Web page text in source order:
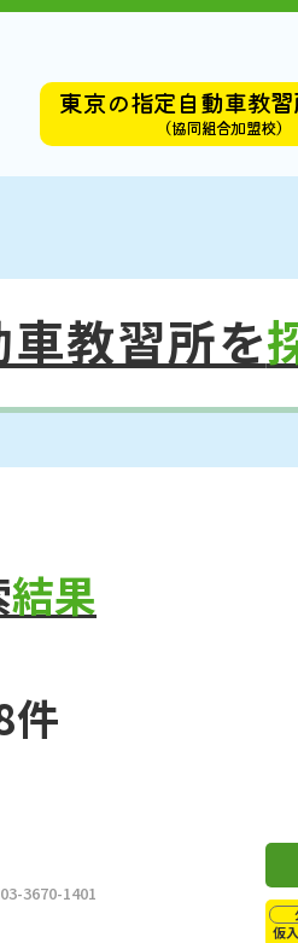
東京の指定自動車教
（協同組合加盟校）
教習所を
結果
件
3670-1401
仮